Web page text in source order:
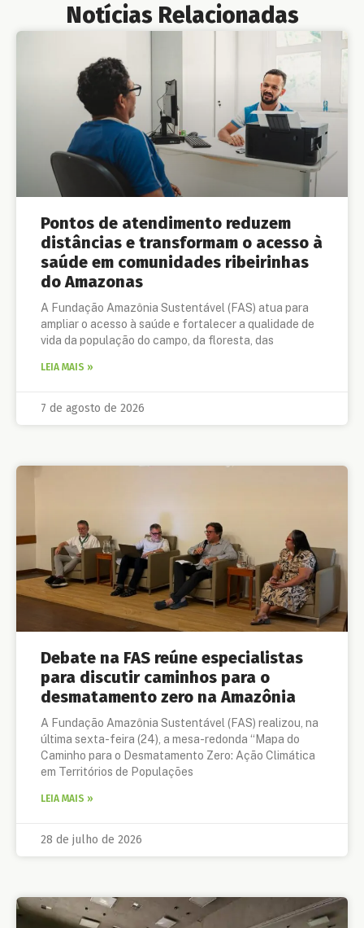
Notícias Relacionadas
Pontos de atendimento reduzem
distâncias e transformam o acesso à
saúde em comunidades ribeirinhas
do Amazonas
A Fundação Amazônia Sustentável (FAS) atua para
ampliar o acesso à saúde e fortalecer a qualidade de
vida da população do campo, da floresta, das
LEIA MAIS »
7 de agosto de 2026
Debate na FAS reúne especialistas
para discutir caminhos para o
desmatamento zero na Amazônia
A Fundação Amazônia Sustentável (FAS) realizou, na
última sexta-feira (24), a mesa-redonda “Mapa do
Caminho para o Desmatamento Zero: Ação Climática
em Territórios de Populações
LEIA MAIS »
28 de julho de 2026